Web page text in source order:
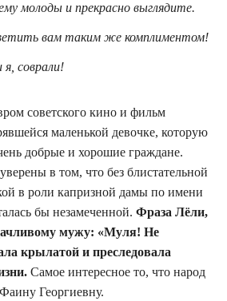
молоды и прекрасно выглядите.
вам таким же комплиментом!
соврали!
советского кино и фильм
маленькой девочке, которую
добрые и хорошие граждане.
в том, что без блистательной
в роли капризной дамы по имени
бы незамеченной. Фраза Лёли,
мужу: «Муля! Не
крылатой и преследовала
Самое интересное то, что народ
Георгиевну.